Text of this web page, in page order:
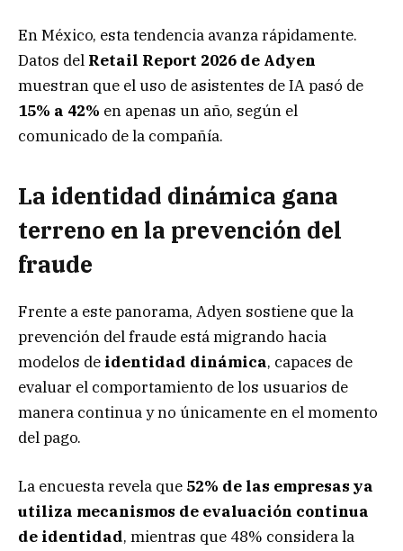
En México, esta tendencia avanza rápidamente.
Datos del Retail Report 2026 de Adyen
muestran que el uso de asistentes de IA pasó de
15% a 42% en apenas un año, según el
comunicado de la compañía.
La identidad dinámica gana
terreno en la prevención del
fraude
Frente a este panorama, Adyen sostiene que la
prevención del fraude está migrando hacia
modelos de identidad dinámica, capaces de
evaluar el comportamiento de los usuarios de
manera continua y no únicamente en el momento
del pago.
La encuesta revela que 52% de las empresas ya
utiliza mecanismos de evaluación continua
de identidad, mientras que 48% considera la